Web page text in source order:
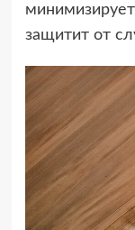
защитит от